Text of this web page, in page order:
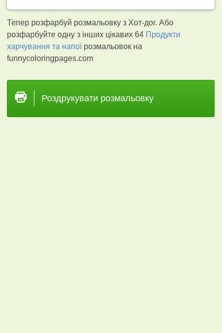
Тепер розфарбуй розмальовку з Хот-дог. Або
розфарбуйте одну з інших цікавих 64 Продукти
харчування та напоїрозмальовок на
funnycoloringpages.com
Роздрукувати розмальовку